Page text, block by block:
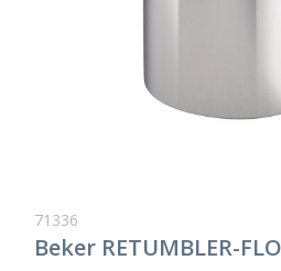
71336
Beker RETUMBLER-